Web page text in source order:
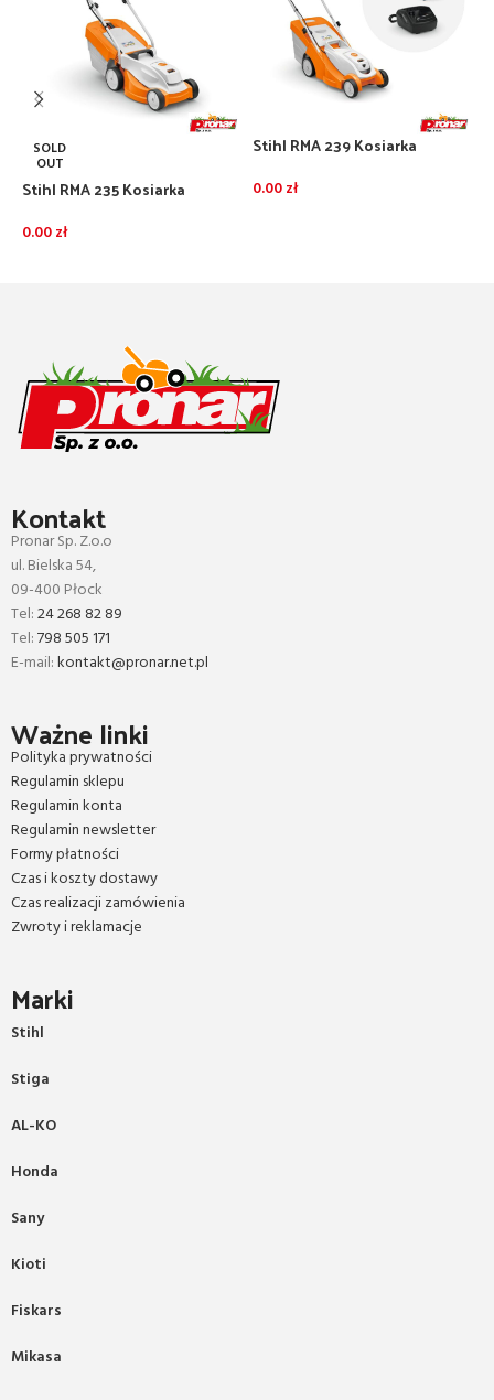
SOLD
OUT
Stihl RMA 235 Kosiarka
akumulatora i ładowarki
0.00zł
Stihl RMA 239 Kosiarka
akumulatorami AK30S i
0.00zł
Kontakt
Pronar Sp. Z.o.o
ul. Bielska 54,
09-400 Płock
Tel:24 268 82 89
Tel:798 505 171
E-mail:kontakt@pronar.net.pl
Ważne linki
Polityka prywatności
Regulamin sklepu
Regulamin konta
Regulamin newsletter
Formy płatności
Czas i koszty dostawy
Czas realizacji zamówienia
Zwroty i reklamacje
Marki
Stihl
Stiga
AL-KO
Honda
Sany
Kioti
Fiskars
Mikasa